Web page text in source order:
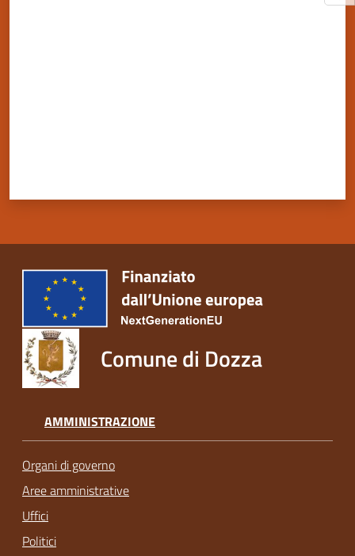
Comune di Dozza
AMMINISTRAZIONE
Organi di governo
Aree amministrative
Uffici
Politici